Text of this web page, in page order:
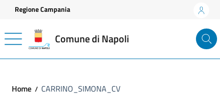
Vai ai contenuti
Vai al footer
Regione Campania
Comune di Napoli
Home CARRINO_SIMONA_CV